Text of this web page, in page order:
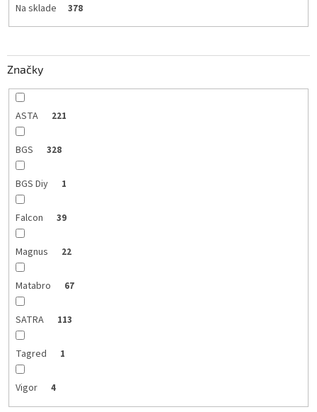
t
v
Na sklade 378
Značky
ASTA 221
BGS 328
BGS Diy 1
Falcon 39
Magnus 22
Matabro 67
SATRA 113
Tagred 1
Vigor 4